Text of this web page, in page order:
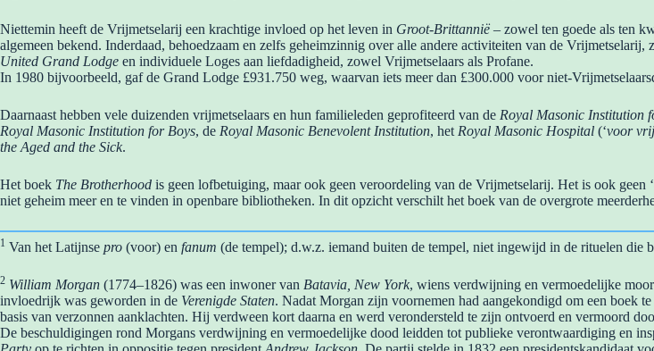
Niettemin heeft de Vrijmetselarij een krachtige invloed op het leven in Groot-Brittannië – zowel ten goede als ten
algemeen bekend. Inderdaad, behoedzaam en zelfs geheimzinnig over alle andere activiteiten van de
United Grand Lodge en individuele Loges aan liefdadigheid, zowel Vrijmetselaars als Profane.
In 1980 bijvoorbeeld, gaf de Grand Lodge £931.750 weg, waarvan iets meer dan £300.000 voor niet-
Daarnaast hebben vele duizenden vrijmetselaars en hun familieleden geprofiteerd van de Royal Masonic Institution
Royal Masonic Institution for Boys, de Royal Masonic Benevolent Institution, het Royal Masonic Hospital (‘voor
the Aged and the Sick.
Het boek The Brotherhood is geen lofbetuiging, maar ook geen veroordeling van de Vrijmetselarij. Het is ook geen ‘
niet geheim meer en te vinden in openbare bibliotheken. In dit opzicht verschilt het boek van de overgrote
1 Van het Latijnse pro (voor) en fanum (de tempel); d.w.z. iemand buiten de tempel, niet ingewijd in de rituelen die
2 William Morgan (1774–1826) was een inwoner van Batavia, New York, wiens verdwijning en vermoedelijke
invloedrijk was geworden in de Verenigde Staten. Nadat Morgan zijn voornemen had aangekondigd om een ​​boek
basis van verzonnen aanklachten. Hij verdween kort daarna en werd verondersteld te zijn ontvoerd en vermoord
De beschuldigingen rond Morgans verdwijning en vermoedelijke dood leidden tot publieke verontwaardiging en